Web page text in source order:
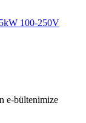
100-250V
e-bültenimize